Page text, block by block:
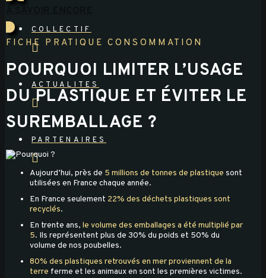
COLLECTIF
ACTUALITES
PARTENAIRES
FICHE PRATIQUE CONSOMMATION
POURQUOI LIMITER L’USAGE
DU PLASTIQUE ET ÉVITER LE
SUREMBALLAGE ?
Aujourd’hui, près de 5 millions de tonnes de plastique sont
utilisées en France chaque année.
En France seulement 22% des déchets plastiques sont
recyclés.
En trente ans, le volume des emballages a été multiplié par
5. Ils représentent plus de 30% du poids et 50% du
volume de nos poubelles.
80% des plastiques retrouvés en mer proviennent de la
terre ferme et les animaux en sont les premières victimes.